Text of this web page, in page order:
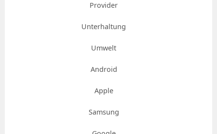
Provider
Unterhaltung
Umwelt
Android
Apple
Samsung